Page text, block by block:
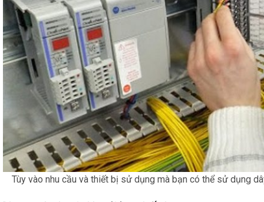
Tùy vào nhu cầu và thiết bị sử dụng mà bạn có thể sử dụng